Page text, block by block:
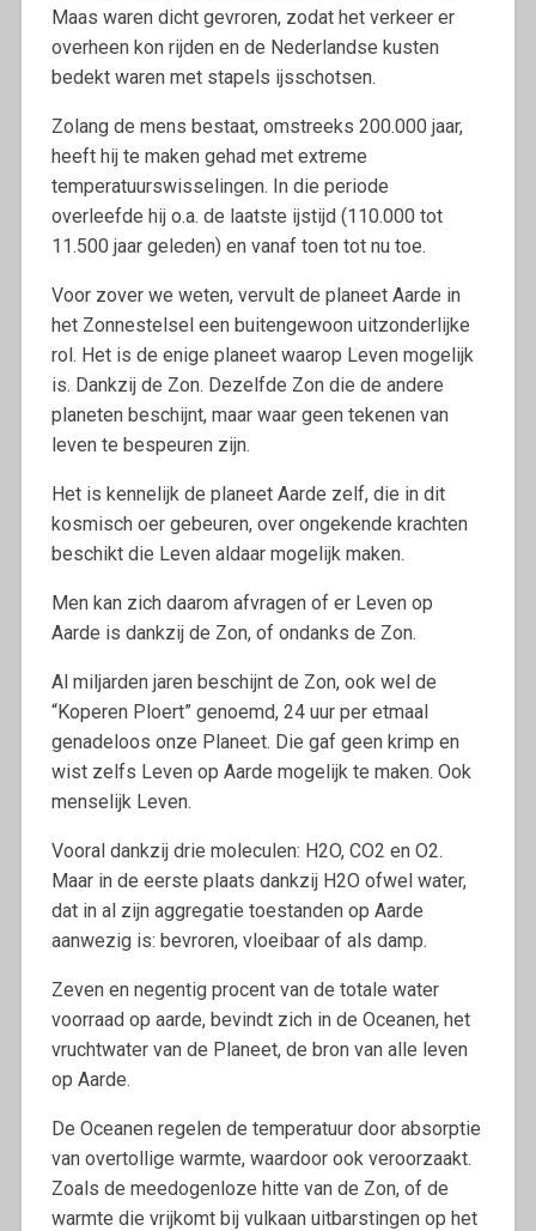
Maas waren dicht gevroren, zodat het verkeer er
overheen kon rijden en de Nederlandse kusten
bedekt waren met stapels ijsschotsen.
Zolang de mens bestaat, omstreeks 200.000 jaar,
heeft hij te maken gehad met extreme
temperatuurswisselingen. In die periode
overleefde hij o.a. de laatste ijstijd (110.000 tot
11.500 jaar geleden) en vanaf toen tot nu toe.
Voor zover we weten, vervult de planeet Aarde in
het Zonnestelsel een buitengewoon uitzonderlijke
rol. Het is de enige planeet waarop Leven mogelijk
is. Dankzij de Zon. Dezelfde Zon die de andere
planeten beschijnt, maar waar geen tekenen van
leven te bespeuren zijn.
Het is kennelijk de planeet Aarde zelf, die in dit
kosmisch oer gebeuren, over ongekende krachten
beschikt die Leven aldaar mogelijk maken.
Men kan zich daarom afvragen of er Leven op
Aarde is dankzij de Zon, of ondanks de Zon.
Al miljarden jaren beschijnt de Zon, ook wel de
“Koperen Ploert” genoemd, 24 uur per etmaal
genadeloos onze Planeet. Die gaf geen krimp en
wist zelfs Leven op Aarde mogelijk te maken. Ook
menselijk Leven.
Vooral dankzij drie moleculen: H2O, CO2 en O2.
Maar in de eerste plaats dankzij H2O ofwel water,
dat in al zijn aggregatie toestanden op Aarde
aanwezig is: bevroren, vloeibaar of als damp.
Zeven en negentig procent van de totale water
voorraad op aarde, bevindt zich in de Oceanen, het
vruchtwater van de Planeet, de bron van alle leven
op Aarde.
De Oceanen regelen de temperatuur door absorptie
van overtollige warmte, waardoor ook veroorzaakt.
Zoals de meedogenloze hitte van de Zon, of de
warmte die vrijkomt bij vulkaan uitbarstingen op het